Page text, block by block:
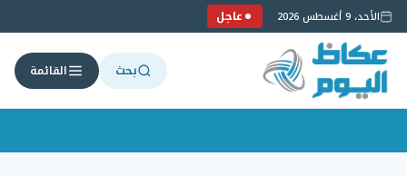
الأحد، 9 أغسطس 2026 عاجل
بحث القائمة